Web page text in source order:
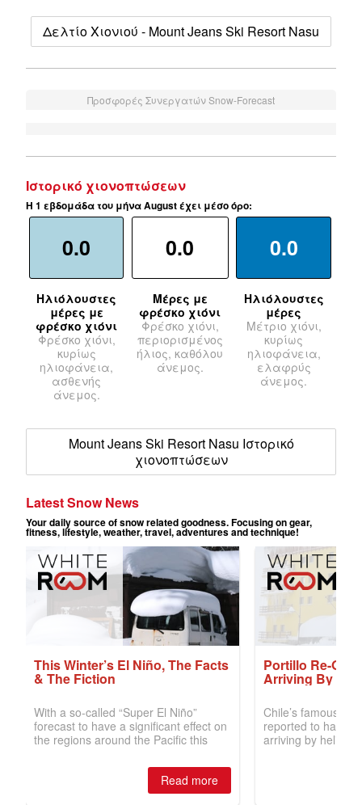
Δελτίο Χιονιού - Mount Jeans Ski Resort Nasu
Προσφορές Συνεργατών Snow-Forecast
Ιστορικό χιονοπτώσεων
Η 1 εβδομάδα του μήνα August έχει μέσο όρο:
0.0
Ηλιόλουστες
μέρες με
φρέσκο χιόνι
Φρέσκο χιόνι,
κυρίως
ηλιοφάνεια,
ασθενής
άνεμος.
0.0
Μέρες με
φρέσκο χιόνι
Φρέσκο χιόνι,
περιορισμένος
ήλιος, καθόλου
άνεμος.
0.0
Ηλιόλουστες
μέρες
Μέτριο χιόνι,
κυρίως
ηλιοφάνεια,
ελαφρύς
άνεμος.
Mount Jeans Ski Resort Nasu Ιστορικό
χιονοπτώσεων